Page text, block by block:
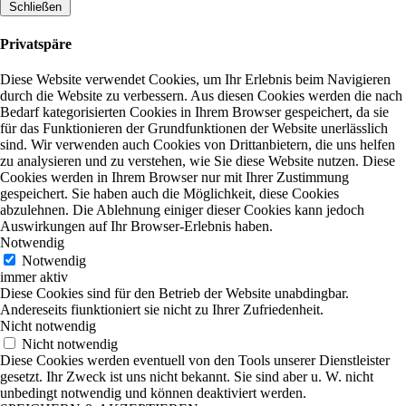
Schließen
Privatspäre
Diese Website verwendet Cookies, um Ihr Erlebnis beim Navigieren
durch die Website zu verbessern. Aus diesen Cookies werden die nach
Bedarf kategorisierten Cookies in Ihrem Browser gespeichert, da sie
für das Funktionieren der Grundfunktionen der Website unerlässlich
sind. Wir verwenden auch Cookies von Drittanbietern, die uns helfen
zu analysieren und zu verstehen, wie Sie diese Website nutzen. Diese
Cookies werden in Ihrem Browser nur mit Ihrer Zustimmung
gespeichert. Sie haben auch die Möglichkeit, diese Cookies
abzulehnen. Die Ablehnung einiger dieser Cookies kann jedoch
Auswirkungen auf Ihr Browser-Erlebnis haben.
Notwendig
Notwendig
immer aktiv
Diese Cookies sind für den Betrieb der Website unabdingbar.
Andereseits fiunktioniert sie nicht zu Ihrer Zufriedenheit.
Nicht notwendig
Nicht notwendig
Diese Cookies werden eventuell von den Tools unserer Dienstleister
gesetzt. Ihr Zweck ist uns nicht bekannt. Sie sind aber u. W. nicht
unbedingt notwendig und können deaktiviert werden.